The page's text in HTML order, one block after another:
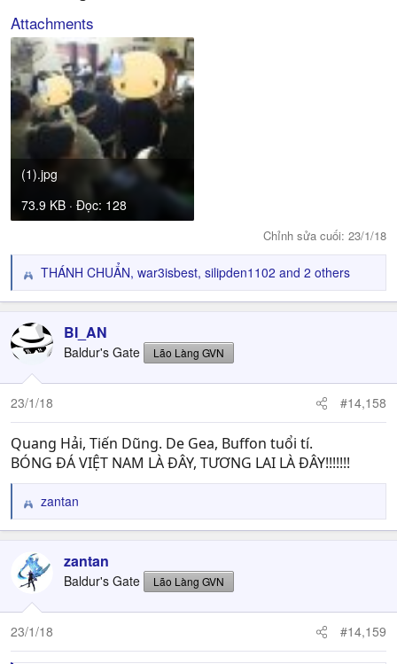
Attachments
(1).jpg
73.9 KB · Đọc: 128
Chỉnh sửa cuối: 23/1/18
R
e
c
t
o
n
THÁNH CHUẨN, war3isbest, silipden1102 and 2 others
BI_AN
Baldur's Gate Lão Làng GVN
23/1/18 #14,158
Quang Hải, Tiến Dũng. De Gea, Buffon tuổi tí.
BÓNG ĐÁ VIỆT NAM LÀ ĐÂY, TƯƠNG LAI LÀ ĐÂY!!!!!!!
R
e
c
t
i
o
n
:
zantan
zantan
Baldur's Gate Lão Làng GVN
23/1/18 #14,159